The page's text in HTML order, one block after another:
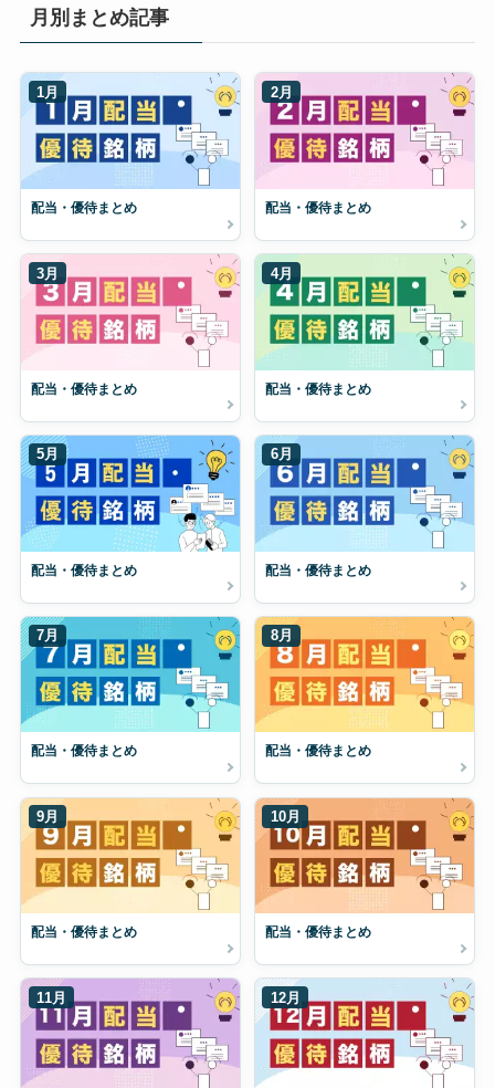
月別まとめ記事
1月
配当・優待まとめ
2月
配当・優待まとめ
3月
配当・優待まとめ
4月
配当・優待まとめ
5月
配当・優待まとめ
6月
配当・優待まとめ
7月
配当・優待まとめ
8月
配当・優待まとめ
9月
配当・優待まとめ
10月
配当・優待まとめ
11月 12月